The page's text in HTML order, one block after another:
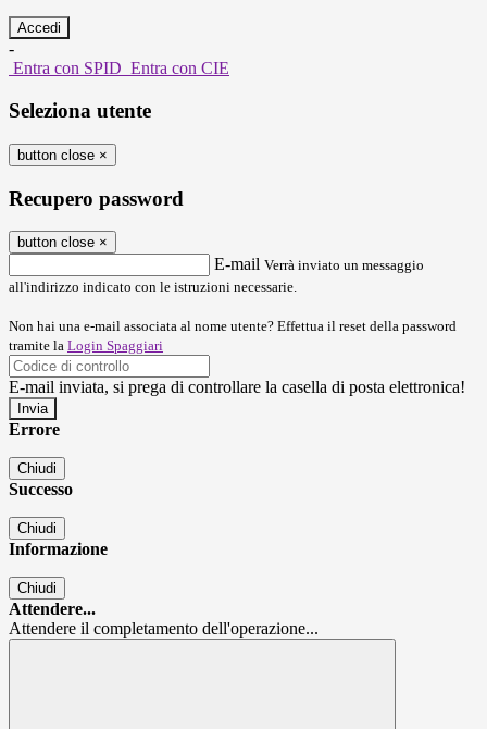
-
Entra con SPID Entra con CIE
Seleziona utente
button close ×
Recupero password
button close ×
E-mail Verrà inviato un messaggio
all'indirizzo indicato con le istruzioni necessarie.
Non hai una e-mail associata al nome utente? Effettua il reset della password
tramite la Login Spaggiari
E-mail inviata, si prega di controllare la casella di posta elettronica!
Errore
Chiudi
Successo
Chiudi
Informazione
Chiudi
Attendere...
Attendere il completamento dell'operazione...